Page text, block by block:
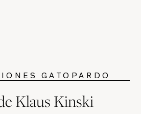
GATOPARDO
Klaus Kinski